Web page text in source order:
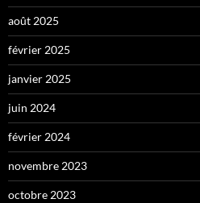
août 2025
février 2025
janvier 2025
juin 2024
février 2024
novembre 2023
octobre 2023